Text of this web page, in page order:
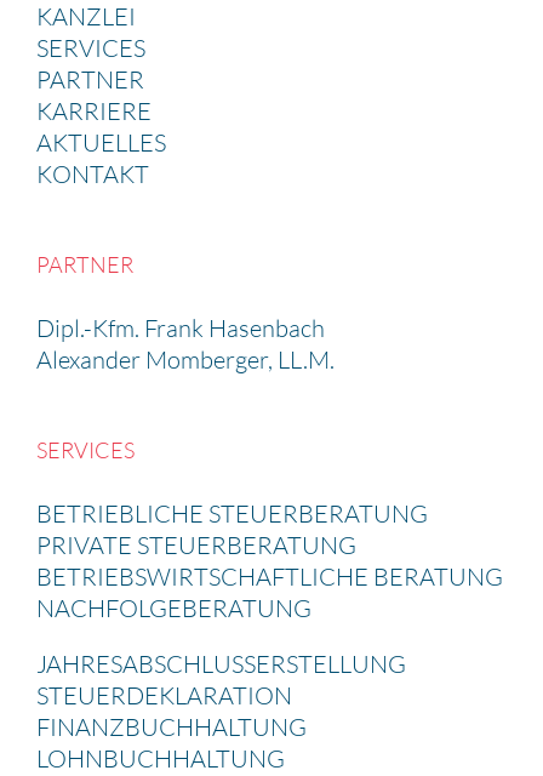
KANZLEI
SERVICES
PARTNER
KARRIERE
AKTUELLES
KONTAKT
PARTNER
Dipl.-Kfm. Frank Hasen­bach
Alexander Momberger, LL.M.
SERVICES
BETRIEB­LICHE STEUER­BE­RA­TUNG
PRIVATE STEUER­BE­RA­TUNG
BETRIEBS­WIRT­SCHAFT­LICHE BERATUNG
NACHFOL­GE­BE­RA­TUNG
JAHRES­AB­SCHLUSS­ERSTEL­LUNG
STEUER­DE­KLA­RA­TION
FINANZ­BUCH­HAL­TUNG
LOHNBUCH­HAL­TUNG